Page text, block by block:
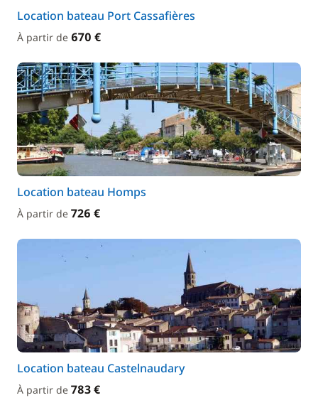
Location bateau Port Cassafières
À partir de 670 €
Location bateau Homps
À partir de 726 €
Location bateau Castelnaudary
À partir de 783 €